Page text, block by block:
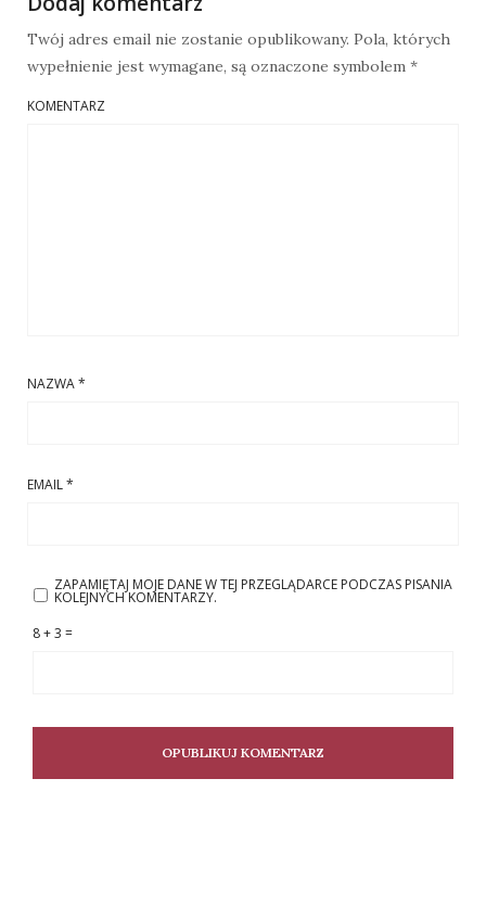
Twój adres email nie zostanie opublikowany. Pola, których
wypełnienie jest wymagane, są oznaczone symbolem *
KOMENTARZ
NAZWA*
EMAIL*
ZAPAMIĘTAJ MOJE DANE W TEJ PRZEGLĄDARCE PODCZAS PISANIA
KOLEJNYCH KOMENTARZY.
8 + 3 =